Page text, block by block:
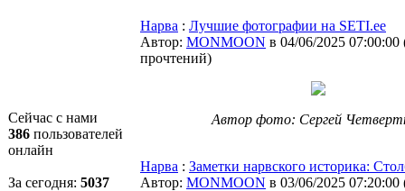
Сейчас с нами
386 пользователей
онлайн
За сегодня: 5037
Нарва : Лучшие фотографии на SETI.ee
Автор: MONMOON в 04/06/2025 07:00:00
прочтений)
Автор фото: Сергей
Нарва : Заметки нарвского историка:
Автор: MONMOON в 03/06/2025 07:20:00